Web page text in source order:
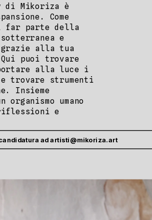
ad artisti@mikoriza.art
di Mikoriza è
Come
far parte della
e
alla tua
puoi trovare
alla luce i
trovare strumenti
Insieme
organismo umano
e